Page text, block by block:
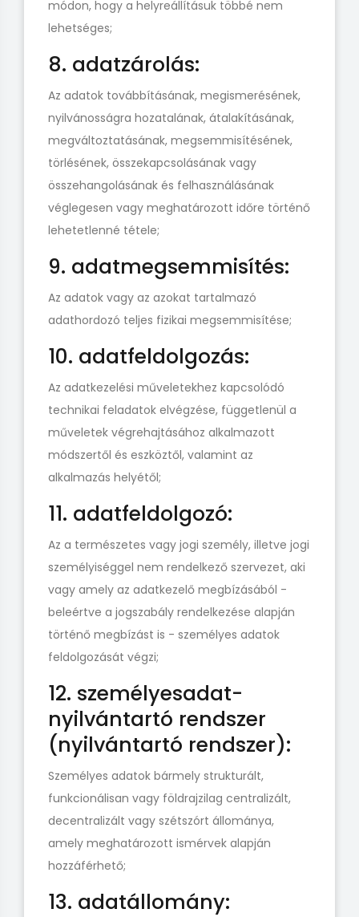
módon, hogy a helyreállításuk többé nem
lehetséges;
8. adatzárolás:
Az adatok továbbításának, megismerésének,
nyilvánosságra hozatalának, átalakításának,
megváltoztatásának, megsemmisítésének,
törlésének, összekapcsolásának vagy
összehangolásának és felhasználásának
véglegesen vagy meghatározott időre történő
lehetetlenné tétele;
9. adatmegsemmisítés:
Az adatok vagy az azokat tartalmazó
adathordozó teljes fizikai megsemmisítése;
10. adatfeldolgozás:
Az adatkezelési műveletekhez kapcsolódó
technikai feladatok elvégzése, függetlenül a
műveletek végrehajtásához alkalmazott
módszertől és eszköztől, valamint az
alkalmazás helyétől;
11. adatfeldolgozó:
Az a természetes vagy jogi személy, illetve jogi
személyiséggel nem rendelkező szervezet, aki
vagy amely az adatkezelő megbízásából -
beleértve a jogszabály rendelkezése alapján
történő megbízást is - személyes adatok
feldolgozását végzi;
12. személyesadat-
nyilvántartó rendszer
(nyilvántartó rendszer):
Személyes adatok bármely strukturált,
funkcionálisan vagy földrajzilag centralizált,
decentralizált vagy szétszórt állománya,
amely meghatározott ismérvek alapján
hozzáférhető;
13. adatállomány: